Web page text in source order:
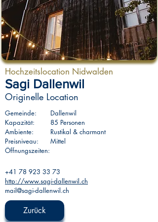
Hochzeitslocation Nidwalden
Sagi Dallenwil
Originelle Location
Gemeinde:
Dallenwil
Kapazität:
85 Personen
Ambiente:
Rustikal & charmant
Preisniveau:
Mittel
Öffnungszeiten:
+41 78 923 33 73
http://www.sagi-dallenwil.ch
mail@sagi-dallenwil.ch
Zurück